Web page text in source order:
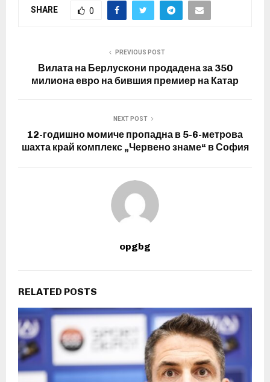
SHARE 0
PREVIOUS POST
Вилата на Берлускони продадена за 350
милиона евро на бившия премиер на Катар
NEXT POST
12-годишно момиче пропадна в 5-6-метрова
шахта край комплекс „Червено знаме“ в София
opgbg
RELATED POSTS